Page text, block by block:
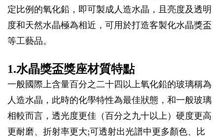
定比例的氧化鉛，即可製成人造水晶，且亮度及透明
度和天然水晶極為相近，可用於打造客製化水晶獎盃
等工藝品。
1.水晶獎盃獎座材質特點
一般國際上含量百分之二十四以上氧化鉛的玻璃稱為
人造水晶，此時的化學特性為最佳狀態，和一般玻璃
相較而言，透光度更佳（百分之九十以上）硬度更高
更耐磨、折射率更大;可透射出光譜中更多顏色、比